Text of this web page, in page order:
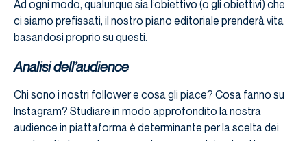
Ad ogni modo, qualunque sia l’obiettivo (o gli obiettivi) che
ci siamo prefissati, il nostro piano editoriale prenderà vita
basandosi proprio su questi.
Analisi dell’audience
Chi sono i nostri follower e cosa gli piace? Cosa fanno su
Instagram? Studiare in modo approfondito la nostra
audience in piattaforma è determinante per la scelta dei